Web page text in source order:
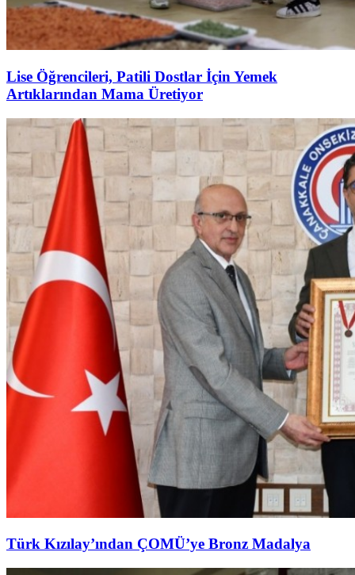
Lise Öğrencileri, Patili Dostlar İçin Yemek
Artıklarından Mama Üretiyor
Türk Kızılay’ından ÇOMÜ’ye Bronz Madalya